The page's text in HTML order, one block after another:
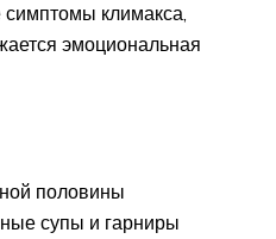
климакса,
эмоциональная
половины
супы и гарниры